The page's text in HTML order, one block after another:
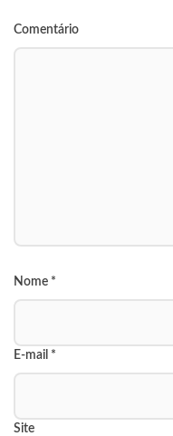
Comentário
Nome *
E-mail *
Site